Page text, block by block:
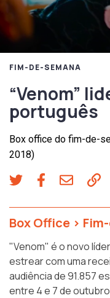
FIM-DE-SEMANA
“Venom”
português
Box office do fim-de-
2018)
Box Office >
"Venom" é o novo
estrear com uma
audiência de 91.857
entre 4 e 7 de